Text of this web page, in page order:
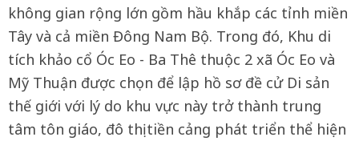
không gian rộng lớn gồm hầu khắp các tỉnh miền
Tây và cả miền Đông Nam Bộ. Trong đó, Khu di
tích khảo cổ Óc Eo - Ba Thê thuộc 2 xã Óc Eo và
Mỹ Thuận được chọn để lập hồ sơ đề cử Di sản
thế giới với lý do khu vực này trở thành trung
tâm tôn giáo, đô thị tiền cảng phát triển thể hiện